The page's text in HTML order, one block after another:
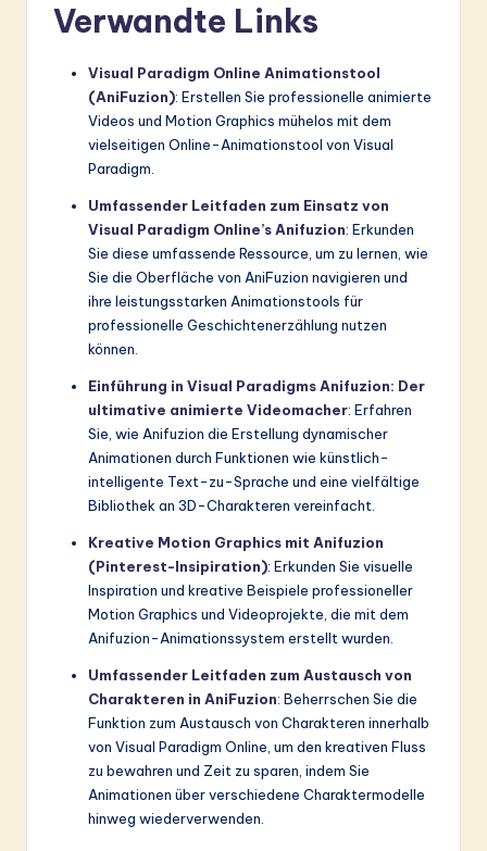
Verwandte Links
Visual Paradigm Online Animationstool
(AniFuzion): Erstellen Sie professionelle animierte
Videos und Motion Graphics mühelos mit dem
vielseitigen Online-Animationstool von Visual
Paradigm.
Umfassender Leitfaden zum Einsatz von
Visual Paradigm Online’s Anifuzion: Erkunden
Sie diese umfassende Ressource, um zu lernen, wie
Sie die Oberfläche von AniFuzion navigieren und
ihre leistungsstarken Animationstools für
professionelle Geschichtenerzählung nutzen
können.
Einführung in Visual Paradigms Anifuzion: Der
ultimative animierte Videomacher: Erfahren
Sie, wie Anifuzion die Erstellung dynamischer
Animationen durch Funktionen wie künstlich-
intelligente Text-zu-Sprache und eine vielfältige
Bibliothek an 3D-Charakteren vereinfacht.
Kreative Motion Graphics mit Anifuzion
(Pinterest-Insipiration): Erkunden Sie visuelle
Inspiration und kreative Beispiele professioneller
Motion Graphics und Videoprojekte, die mit dem
Anifuzion-Animationssystem erstellt wurden.
Umfassender Leitfaden zum Austausch von
Charakteren in AniFuzion: Beherrschen Sie die
Funktion zum Austausch von Charakteren innerhalb
von Visual Paradigm Online, um den kreativen Fluss
zu bewahren und Zeit zu sparen, indem Sie
Animationen über verschiedene Charaktermodelle
hinweg wiederverwenden.